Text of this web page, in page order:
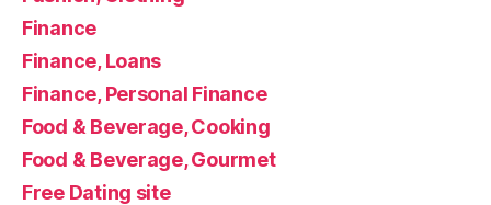
Finance
Finance, Loans
Finance, Personal Finance
Food & Beverage, Cooking
Food & Beverage, Gourmet
Free Dating site